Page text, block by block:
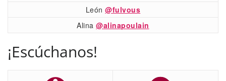
León@fulvous
Alina@alinapoulain
¡Escúchanos!